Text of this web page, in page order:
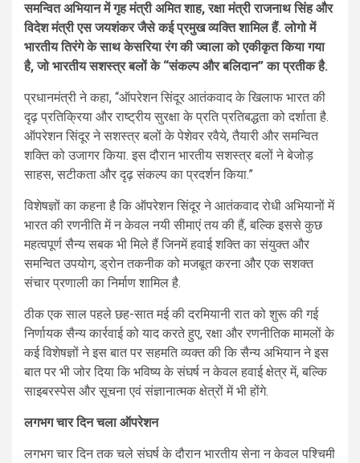
समन्वित अभियान में गृह मंत्री अमित शाह, रक्षा मंत्री राजनाथ सिंह और
विदेश मंत्री एस जयशंकर जैसे कई प्रमुख व्यक्ति शामिल हैं. लोगो में
भारतीय तिरंगे के साथ केसरिया रंग की ज्वाला को एकीकृत किया गया
है, जो भारतीय सशस्त्र बलों के “संकल्प और बलिदान” का प्रतीक है.
प्रधानमंत्री ने कहा, “ऑपरेशन सिंदूर आतंकवाद के खिलाफ भारत की
दृढ़ प्रतिक्रिया और राष्ट्रीय सुरक्षा के प्रति प्रतिबद्धता को दर्शाता है.
ऑपरेशन सिंदूर ने सशस्त्र बलों के पेशेवर रवैये, तैयारी और समन्वित
शक्ति को उजागर किया. इस दौरान भारतीय सशस्त्र बलों ने बेजोड़
साहस, सटीकता और दृढ़ संकल्प का प्रदर्शन किया.”
विशेषज्ञों का कहना है कि ऑपरेशन सिंदूर ने आतंकवाद रोधी अभियानों में
भारत की रणनीति में न केवल नयी सीमाएं तय की हैं, बल्कि इससे कुछ
महत्वपूर्ण सैन्य सबक भी मिले हैं जिनमें हवाई शक्ति का संयुक्त और
समन्वित उपयोग, ड्रोन तकनीक को मजबूत करना और एक सशक्त
संचार प्रणाली का निर्माण शामिल है.
ठीक एक साल पहले छह-सात मई की दरमियानी रात को शुरू की गई
निर्णायक सैन्य कार्रवाई को याद करते हुए, रक्षा और रणनीतिक मामलों के
कई विशेषज्ञों ने इस बात पर सहमति व्यक्त की कि सैन्य अभियान ने इस
बात पर भी जोर दिया कि भविष्य के संघर्ष न केवल हवाई क्षेत्र में, बल्कि
साइबरस्पेस और सूचना एवं संज्ञानात्मक क्षेत्रों में भी होंगे.
लगभग चार दिन चला ऑपरेशन
लगभग चार दिन तक चले संघर्ष के दौरान भारतीय सेना न केवल पश्चिमी